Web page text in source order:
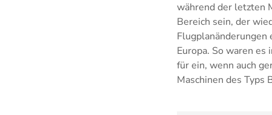
während der letzten
Bereich sein, der
Europa. So waren
für ein, wenn auch
Maschinen des